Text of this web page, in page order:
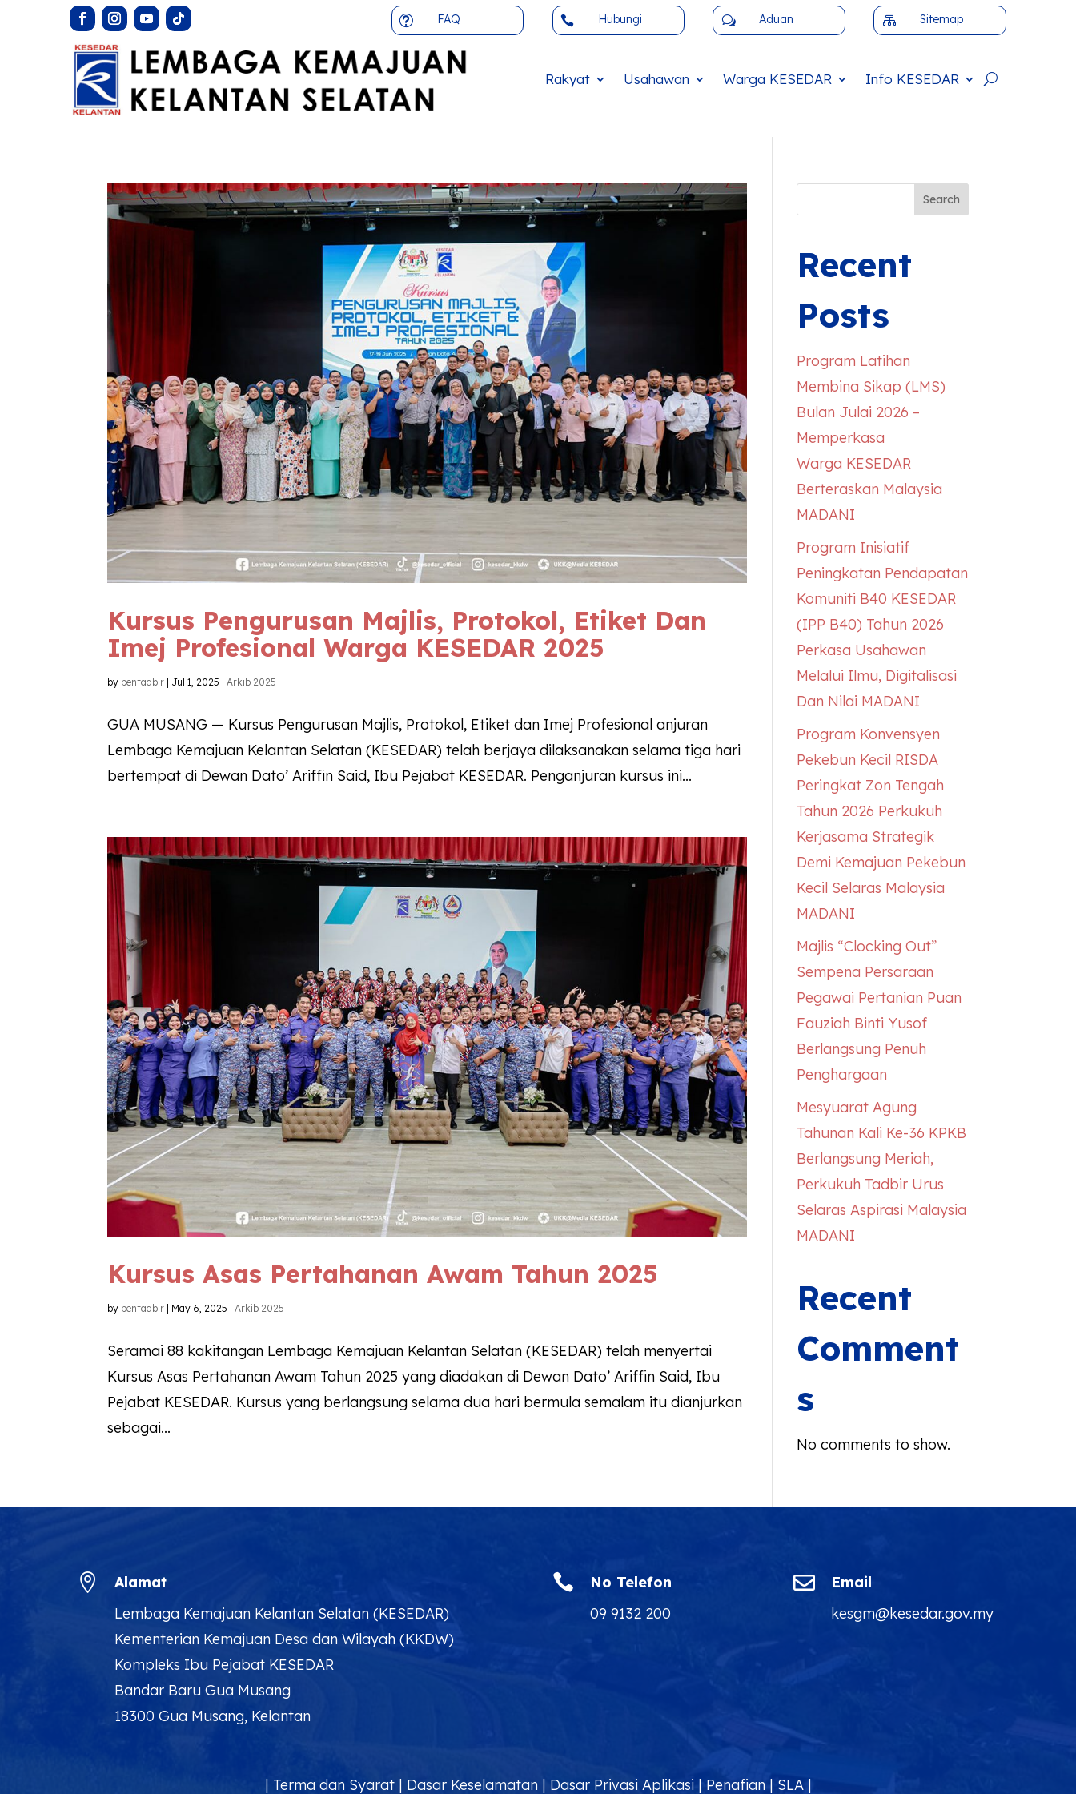
t FAQ  Hubungi w Aduan  Sitemap
Rakyat Usahawan Warga KESEDAR Info KESEDAR
Kursus Pengurusan Majlis, Protokol, Etiket Dan
Imej Profesional Warga KESEDAR 2025
by pentadbir | Jul 1, 2025 |Arkib 2025
GUA MUSANG — Kursus Pengurusan Majlis, Protokol, Etiket dan Imej Profesional anjuran
Lembaga Kemajuan Kelantan Selatan (KESEDAR) telah berjaya dilaksanakan selama tiga hari
bertempat di Dewan Dato’ Ariffin Said, Ibu Pejabat KESEDAR. Penganjuran kursus ini...
Kursus Asas Pertahanan Awam Tahun 2025
by pentadbir | May 6, 2025 |Arkib 2025
Seramai 88 kakitangan Lembaga Kemajuan Kelantan Selatan (KESEDAR) telah menyertai
Kursus Asas Pertahanan Awam Tahun 2025 yang diadakan di Dewan Dato’ Ariffin Said, Ibu
Pejabat KESEDAR. Kursus yang berlangsung selama dua hari bermula semalam itu dianjurkan
sebagai...
Search
Recent
Posts
Program Latihan
Membina Sikap (LMS)
Bulan Julai 2026 –
Memperkasa
Warga KESEDAR
Berteraskan Malaysia
MADANI
Program Inisiatif
Peningkatan Pendapatan
Komuniti B40 KESEDAR
(IPP B40) Tahun 2026
Perkasa Usahawan
Melalui Ilmu, Digitalisasi
Dan Nilai MADANI
Program Konvensyen
Pekebun Kecil RISDA
Peringkat Zon Tengah
Tahun 2026 Perkukuh
Kerjasama Strategik
Demi Kemajuan Pekebun
Kecil Selaras Malaysia
MADANI
Majlis “Clocking Out”
Sempena Persaraan
Pegawai Pertanian Puan
Fauziah Binti Yusof
Berlangsung Penuh
Penghargaan
Mesyuarat Agung
Tahunan Kali Ke-36 KPKB
Berlangsung Meriah,
Perkukuh Tadbir Urus
Selaras Aspirasi Malaysia
MADANI
Recent
Comment
s
No comments to show.

Alamat
Lembaga Kemajuan Kelantan Selatan (KESEDAR)
Kementerian Kemajuan Desa dan Wilayah (KKDW)
Kompleks Ibu Pejabat KESEDAR
Bandar Baru Gua Musang
18300 Gua Musang, Kelantan

No Telefon
09 9132 200

Email
kesgm@kesedar.gov.my
| Terma dan Syarat| Dasar Keselamatan| Dasar Privasi Aplikasi| Penafian| SLA|